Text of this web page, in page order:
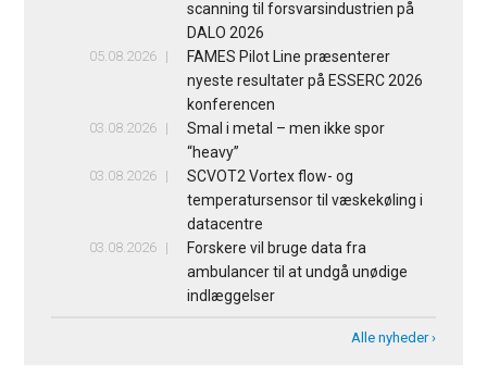
scanning til forsvarsindustrien på
DALO 2026
05.08.2026
FAMES Pilot Line præsenterer
nyeste resultater på ESSERC 2026
konferencen
03.08.2026
Smal i metal – men ikke spor
“heavy”
03.08.2026
SCVOT2 Vortex flow- og
temperatursensor til væskekøling i
datacentre
03.08.2026
Forskere vil bruge data fra
ambulancer til at undgå unødige
indlæggelser
Alle nyheder ›